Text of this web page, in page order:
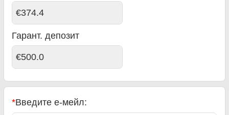
€374.4
Гарант. депозит
€500.0
*Введите е-мейл: